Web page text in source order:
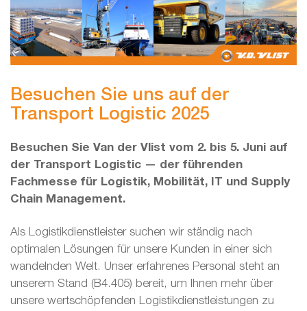
Besuchen Sie uns auf der
Transport Logistic 2025
Besuchen Sie Van der Vlist vom 2. bis 5. Juni auf
der Transport Logistic — der führenden
Fachmesse für Logistik, Mobilität, IT und Supply
Chain Management.
Als Logistikdienstleister suchen wir ständig nach
optimalen Lösungen für unsere Kunden in einer sich
wandelnden Welt. Unser erfahrenes Personal steht an
unserem Stand (B4.405) bereit, um Ihnen mehr über
unsere wertschöpfenden Logistikdienstleistungen zu